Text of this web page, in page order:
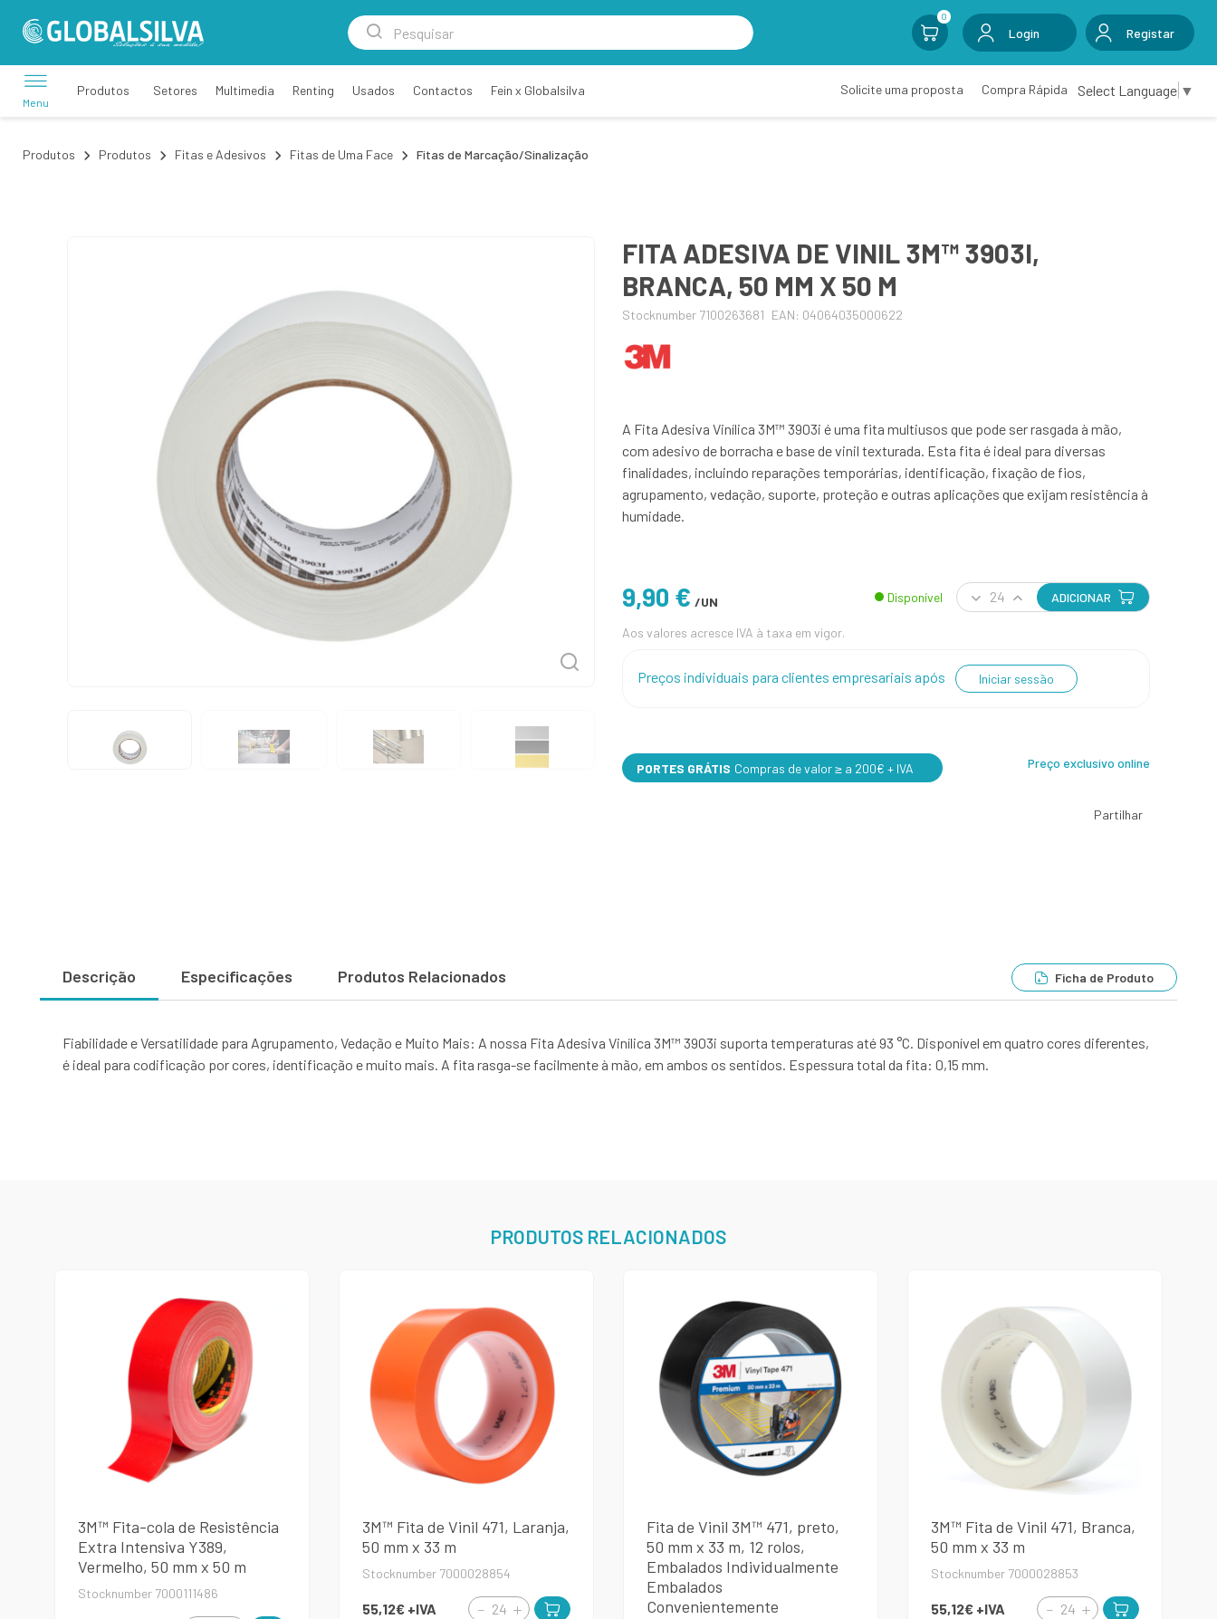
0
Login Registar
Menu
Produtos Setores Multimedia Renting Usados Contactos Fein x Globalsilva Solicite uma proposta Compra Rápida Select Language ▼
Produtos Produtos Fitas e Adesivos Fitas de Uma Face Fitas de Marcação/Sinalização
FITA ADESIVA DE VINIL 3M™ 3903I,
BRANCA, 50 MM X 50 M
Stocknumber 7100263681 EAN: 04064035000622
A Fita Adesiva Vinílica 3M™ 3903i é uma fita multiusos que pode ser rasgada à mão,
com adesivo de borracha e base de vinil texturada. Esta fita é ideal para diversas
finalidades, incluindo reparações temporárias, identificação, fixação de fios,
agrupamento, vedação, suporte, proteção e outras aplicações que exijam resistência à
humidade.
9,90 € /UN Disponível ADICIONAR
Aos valores acresce IVA à taxa em vigor.
Preços individuais para clientes empresariais após Iniciar sessão
PORTES GRÁTIS Compras de valor ≥ a 200€ + IVA Preço exclusivo online
Partilhar
Descrição Especificações Produtos Relacionados Ficha de Produto
Fiabilidade e Versatilidade para Agrupamento, Vedação e Muito Mais: A nossa Fita Adesiva Vinílica 3M™ 3903i suporta temperaturas até 93 °C. Disponível em quatro cores diferentes,
é ideal para codificação por cores, identificação e muito mais. A fita rasga-se facilmente à mão, em ambos os sentidos. Espessura total da fita: 0,15 mm.
PRODUTOS RELACIONADOS
3M™ Fita-cola de Resistência
Extra Intensiva Y389,
Vermelho, 50 mm x 50 m
Stocknumber 7000111486
3M™ Fita de Vinil 471, Laranja,
50 mm x 33 m
Stocknumber 7000028854
55,12€ +IVA
Fita de Vinil 3M™ 471, preto,
50 mm x 33 m, 12 rolos,
Embalados Individualmente
Embalados
Convenientemente
3M™ Fita de Vinil 471, Branca,
50 mm x 33 m
Stocknumber 7000028853
55,12€ +IVA